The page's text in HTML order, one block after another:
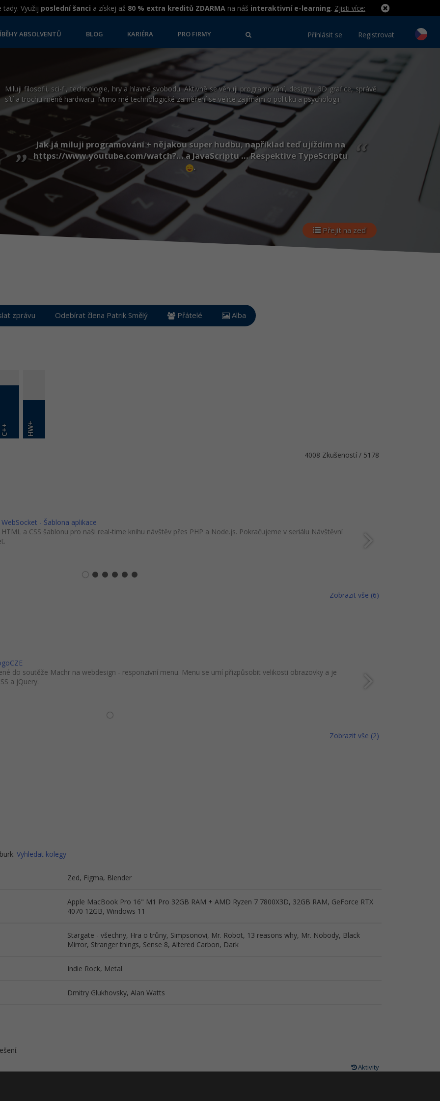
Využij poslední šanci a získej až 80 % extra kreditů ZDARMA na náš interaktivní e-learning. Zjisti více:
ABSOLVENTŮ BLOG KARIÉRA PRO FIRMY Přihlásit se Registrovat
Miluji filosofii, sci-fi, technologie, hry a hlavně svobodu. Aktivně se věnuji programování, designu, 3D grafice, správě
sítí a trochu méně hardwaru. Mimo mé technologické zaměření se velice zajímám o politiku a psychologii.
„ “
Jak já miluji programování + nějakou super hudbu, například teď ujíždím na
https://www.youtube.com/watch?… a JavaScriptu ... Respektive TypeScriptu
.
Přejít na zeď
zprávu Odebírat člena Patrik Smělý Přátelé Alba
C++ HW+
4008 Zkušeností / 5178
- Šablona aplikace
a CSS šablonu pro naši real-time knihu návštěv přes PHP a Node.js. Pokračujeme v seriálu Návštěvní
Zobrazit vše (6)
do soutěže Machr na webdesign - responzivní menu. Menu se umí přizpůsobit velikosti obrazovky a je
a jQuery.
Zobrazit vše (2)
Vyhledat kolegy
Zed, Figma, Blender
Apple MacBook Pro 16" M1 Pro 32GB RAM + AMD Ryzen 7 7800X3D, 32GB RAM, GeForce RTX
4070 12GB, Windows 11
Stargate - všechny, Hra o trůny, Simpsonovi, Mr. Robot, 13 reasons why, Mr. Nobody, Black
Mirror, Stranger things, Sense 8, Altered Carbon, Dark
Indie Rock, Metal
Dmitry Glukhovsky, Alan Watts
Aktivity